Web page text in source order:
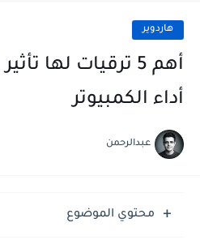
هاردوير
أهم 5 ترقيات لها
أداء الكمبيوتر
عبدالرحمن
محتوي الموضوع